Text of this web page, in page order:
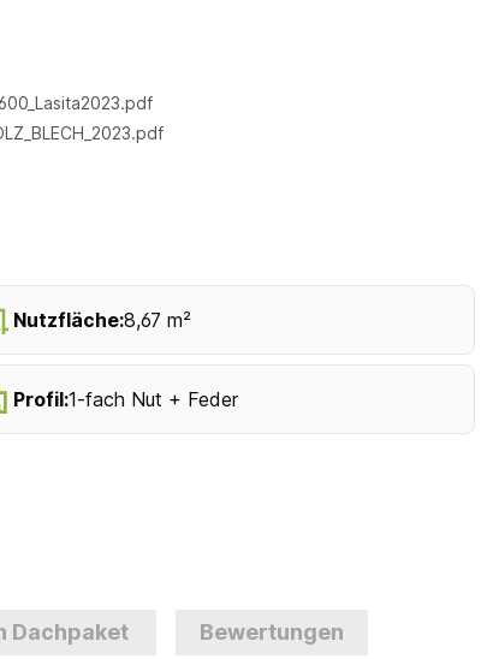
Nutzfläche:8,67 m²
Profil:1-fach Nut + Feder
Dachpaket Bewertungen